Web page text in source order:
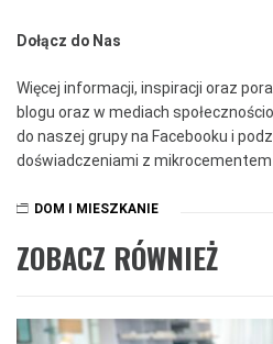
Dołącz do Nas
Więcej informacji, inspiracji oraz
blogu oraz w mediach
do naszej grupy na Facebooku i
doświadczeniami z mikrocementem
DOM I MIESZKANIE
ZOBACZ RÓWNIEŻ